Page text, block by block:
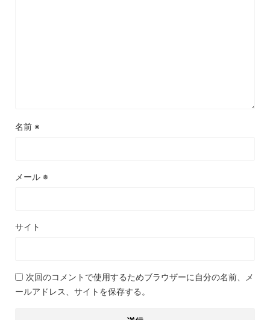
名前 ※
メール ※
サイト
次回のコメントで使用するためブラウザーに自分の名前、メ
ールアドレス、サイトを保存する。